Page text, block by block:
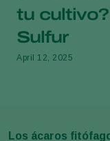
tu
Sulfur
April 12, 2025
Los ácaros